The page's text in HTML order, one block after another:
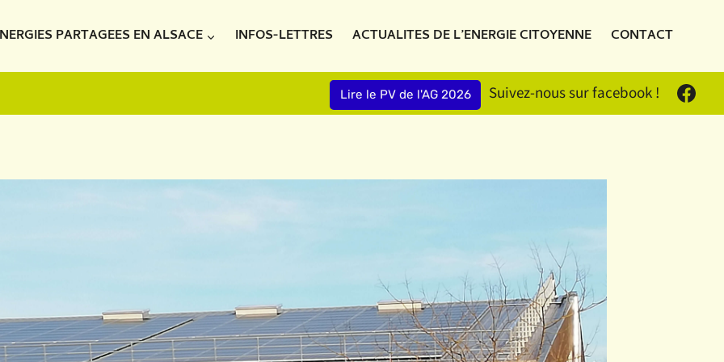
PARTAGEES EN ALSACE INFOS-LETTRES ACTUALITES DE L’ENERGIE CITOYENNE CONTACT
Lire le PV de l'AG 2026 Suivez-nous sur facebook !